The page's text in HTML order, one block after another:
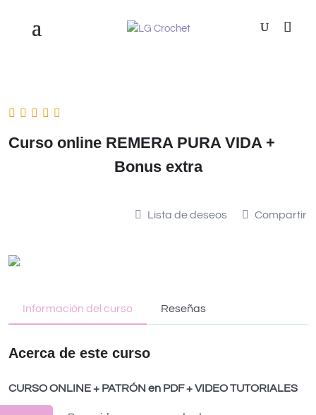
Curso online REMERA PURA VIDA +
Bonus extra
Lista de deseos Compartir
Información del curso Reseñas
Acerca de este curso
CURSO ONLINE + PATRÓN en PDF + VIDEO TUTORIALES